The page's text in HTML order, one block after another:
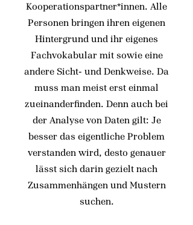
Kooperationspartner*innen. Alle
Personen bringen ihren eigenen
Hintergrund und ihr eigenes
Fachvokabular mit sowie eine
andere Sicht- und Denkweise. Da
muss man meist erst einmal
zueinanderfinden. Denn auch bei
der Analyse von Daten gilt: Je
besser das eigentliche Problem
verstanden wird, desto genauer
lässt sich darin gezielt nach
Zusammenhängen und Mustern
suchen.